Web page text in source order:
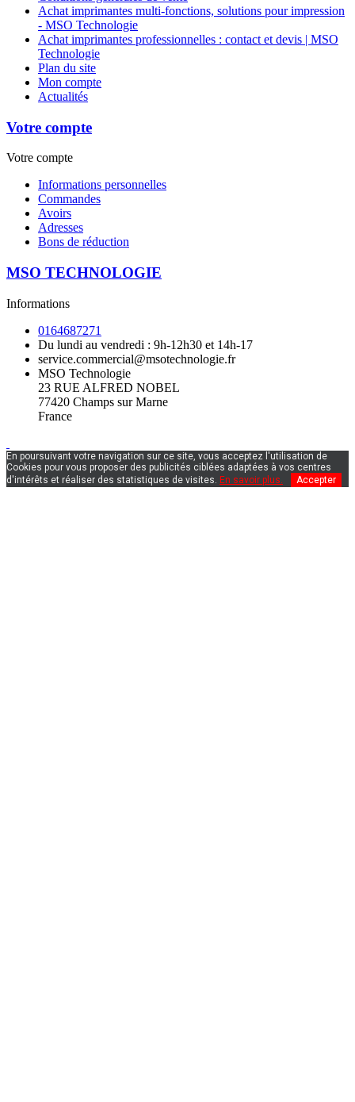
Achat imprimantes multi-fonctions, solutions pour impression
- MSO Technologie
Achat imprimantes professionnelles : contact et devis | MSO
Technologie
Plan du site
Mon compte
Actualités
Votre compte
Votre compte
Informations personnelles
Commandes
Avoirs
Adresses
Bons de réduction
MSO TECHNOLOGIE
Informations
0164687271
Du lundi au vendredi : 9h-12h30 et 14h-17
service.commercial@msotechnologie.fr
MSO Technologie
23 RUE ALFRED NOBEL
77420 Champs sur Marne
France
En poursuivant votre navigation sur ce site, vous acceptez l'utilisation de
Cookies pour vous proposer des publicités ciblées adaptées à vos centres
d'intérêts et réaliser des statistiques de visites. En savoir plus. Accepter